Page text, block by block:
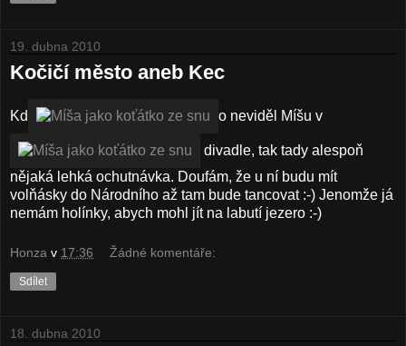
19. dubna 2010
Kočičí město aneb Kec
Kd o neviděl Míšu v
divadle, tak tady alespoň
nějaká lehká ochutnávka. Doufám, že u ní budu mít
volňásky do Národního až tam bude tancovat :-) Jenomže já
nemám holínky, abych mohl jít na labutí jezero :-)
Honza v 17:36 Žádné komentáře:
Sdílet
18. dubna 2010